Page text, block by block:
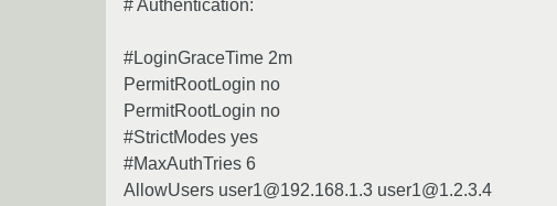
# Authentication:
#LoginGraceTime 2m
PermitRootLogin no
PermitRootLogin no
#StrictModes yes
#MaxAuthTries 6
AllowUsers user1@192.168.1.3 user1@1.2.3.4